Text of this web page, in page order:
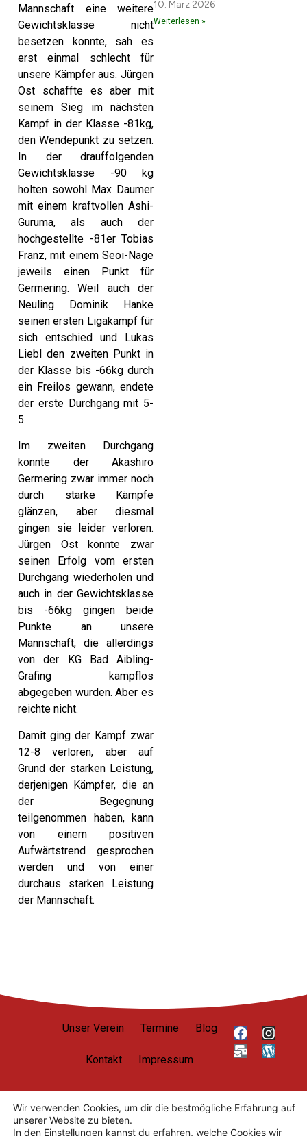
Mannschaft eine weitere
Gewichtsklasse nicht
besetzen konnte, sah es
erst einmal schlecht für
unsere Kämpfer aus. Jürgen
Ost schaffte es aber mit
seinem Sieg im nächsten
Kampf in der Klasse -81kg,
den Wendepunkt zu setzen.
In der drauffolgenden
Gewichtsklasse -90 kg
holten sowohl Max Daumer
mit einem kraftvollen Ashi-
Guruma, als auch der
hochgestellte -81er Tobias
Franz, mit einem Seoi-Nage
jeweils einen Punkt für
Germering. Weil auch der
Neuling Dominik Hanke
seinen ersten Ligakampf für
sich entschied und Lukas
Liebl den zweiten Punkt in
der Klasse bis -66kg durch
ein Freilos gewann, endete
der erste Durchgang mit 5-
5.
Im zweiten Durchgang
konnte der Akashiro
Germering zwar immer noch
durch starke Kämpfe
glänzen, aber diesmal
gingen sie leider verloren.
Jürgen Ost konnte zwar
seinen Erfolg vom ersten
Durchgang wiederholen und
auch in der Gewichtsklasse
bis -66kg gingen beide
Punkte an unsere
Mannschaft, die allerdings
von der KG Bad Aibling-
Grafing kampflos
abgegeben wurden. Aber es
reichte nicht.
Damit ging der Kampf zwar
12-8 verloren, aber auf
Grund der starken Leistung,
derjenigen Kämpfer, die an
der Begegnung
teilgenommen haben, kann
von einem positiven
Aufwärtstrend gesprochen
werden und von einer
durchaus starken Leistung
der Mannschaft.
10. März 2026
Weiterlesen »
Unser Verein Termine Blog
Kontakt Impressum
Datenschutzerklärung
Nutzungsbedingungen
Wir verwenden Cookies, um dir die bestmögliche Erfahrung auf
unserer Website zu bieten.
In den Einstellungen kannst du erfahren, welche Cookies wir